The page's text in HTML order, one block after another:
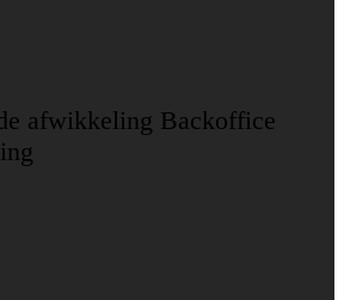
afwikkeling Backoffice